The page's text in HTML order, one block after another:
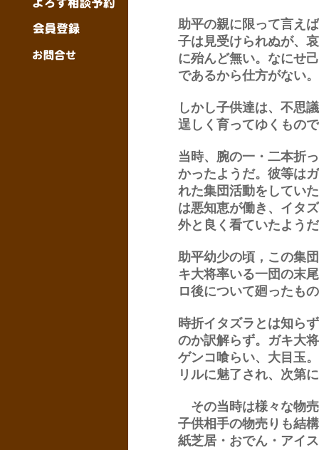
助平の親に限って言え
子は見受けられぬが、
に殆んど無い。なにせ
であるから仕方がない。
しかし子供達は、不思
逞しく育ってゆくもの
当時、腕の一・二本折
かったようだ。彼等は
れた集団活動をしてい
は悪知恵が働き、イタ
外と良く看ていたよう
助平幼少の頃，この集
キ大将率いる一団の末
ロ後について廻ったも
時折イタズラとは知ら
のか訳解らず。ガキ大
ゲンコ喰らい、大目玉
リルに魅了され、次第
その当時は様々な物
子供相手の物売りも結
紙芝居・おでん・アイ